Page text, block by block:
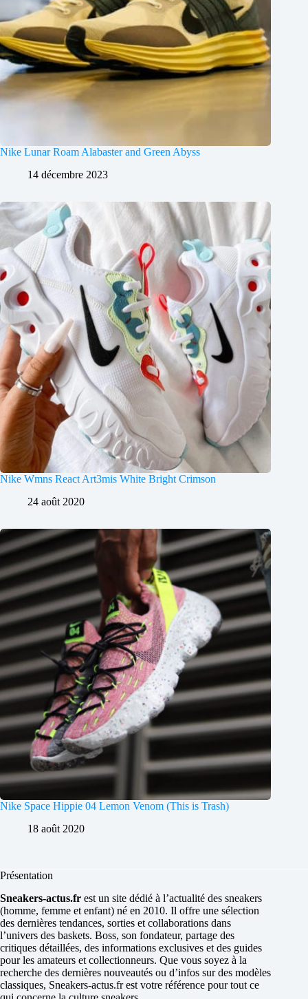
Nike Lunar Roam Alabaster and Green Abyss
14 décembre 2023
Nike Wmns React Art3mis White Bright Crimson
24 août 2020
Nike Space Hippie 04 Lemon Venom (This is Trash)
18 août 2020
Présentation
Sneakers-actus.fr est un site dédié à l’actualité des sneakers
(homme, femme et enfant) né en 2010. Il offre une sélection
des dernières tendances, sorties et collaborations dans
l’univers des baskets. Boss, son fondateur, partage des
critiques détaillées, des informations exclusives et des guides
pour les amateurs et collectionneurs. Que vous soyez à la
recherche des dernières nouveautés ou d’infos sur des modèles
classiques, Sneakers-actus.fr est votre référence pour tout ce